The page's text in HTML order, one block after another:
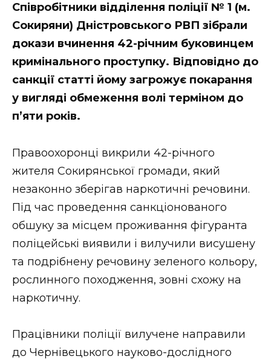
Втрачений Ужгород
Втрачений Ужгород (відеоверсія)
ЗАКАРПАТСЬКІ НОВИНИ
НОВИНИ ЗАХІДНОЇ УКРАЇНИ
ВІДЕО
Співробітники відділення поліції № 1 (м.
Сокиряни) Дністровського РВП зібрали
докази вчинення 42-річним буковинцем
кримінального проступку. Відповідно до
санкції статті йому загрожує покарання
у вигляді обмеження волі терміном до
п’яти років.
Правоохоронці викрили 42-річного
жителя Сокирянської громади, який
незаконно зберігав наркотичні речовини.
Під час проведення санкціонованого
обшуку за місцем проживання фігуранта
поліцейські виявили і вилучили висушену
та подрібнену речовину зеленого кольору,
рослинного походження, зовні схожу на
наркотичну.
Працівники поліції вилучене направили
до Чернівецького науково-дослідного